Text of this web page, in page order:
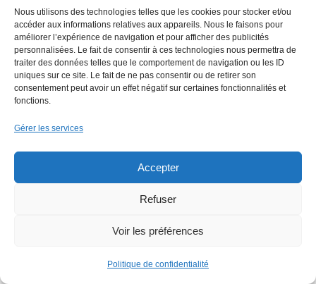
Nous utilisons des technologies telles que les cookies pour stocker et/ou
accéder aux informations relatives aux appareils. Nous le faisons pour
améliorer l’expérience de navigation et pour afficher des publicités
personnalisées. Le fait de consentir à ces technologies nous permettra de
traiter des données telles que le comportement de navigation ou les ID
uniques sur ce site. Le fait de ne pas consentir ou de retirer son
consentement peut avoir un effet négatif sur certaines fonctionnalités et
fonctions.
Gérer les services
Accepter
Refuser
Voir les préférences
Politique de confidentialité
Economie : Le Journal des
entreprises repris par le groupe
Overlord
recrutement digne d’un film
Actu Nantes : Fermeture de la
Lire + d'infos